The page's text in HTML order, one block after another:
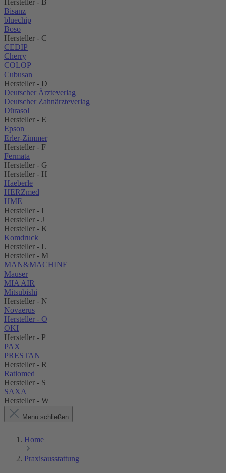
Hersteller - B
Bisanz
bluechip
Boso
Hersteller - C
CEDIP
Cherry
COLOP
Cubusan
Hersteller - D
Deutscher Ärzteverlag
Deutscher Zahnärzteverlag
Dürasol
Hersteller - E
Epson
Erler-Zimmer
Hersteller - F
Fermata
Hersteller - G
Hersteller - H
Haeberle
HERZmed
HME
Hersteller - I
Hersteller - J
Hersteller - K
Komdruck
Hersteller - L
Hersteller - M
MAN&MACHINE
Mauser
MIA AIR
Mitsubishi
Hersteller - N
Novaerus
Hersteller - O
OKI
Hersteller - P
PAX
PRESTAN
Hersteller - R
Ratiomed
Hersteller - S
SAXA
Hersteller - W
Menü schließen
Home
Praxisausstattung